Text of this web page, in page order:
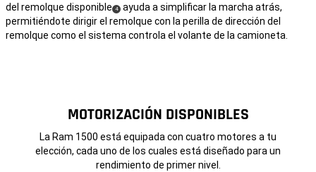
del remolque disponible (
Disclosure
4)
ayuda a simplificar la marcha atrás,
permitiéndote dirigir el remolque con la perilla de dirección del
remolque como el sistema controla el volante de la camioneta.
MOTORIZACIÓN DISPONIBLES
La Ram 1500 está equipada con cuatro motores a tu
elección, cada uno de los cuales está diseñado para un
rendimiento de primer nivel.